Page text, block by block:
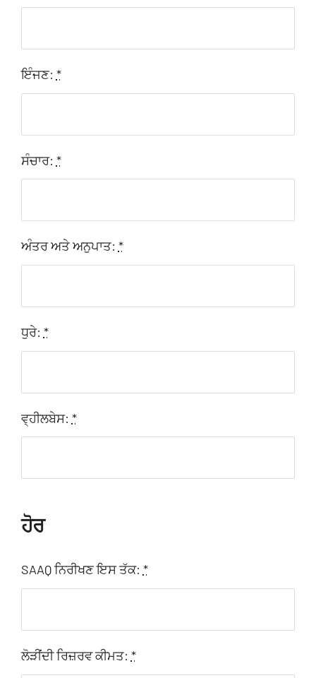
ਇੰਜਣ: *
ਸੰਚਾਰ: *
ਅੰਤਰ ਅਤੇ ਅਨੁਪਾਤ: *
ਧੁਰੇ: *
ਵ੍ਹੀਲਬੇਸ: *
ਹੋਰ
SAAQ ਨਿਰੀਖਣ ਇਸ ਤੱਕ: *
ਲੋੜੀਂਦੀ ਰਿਜ਼ਰਵ ਕੀਮਤ: *